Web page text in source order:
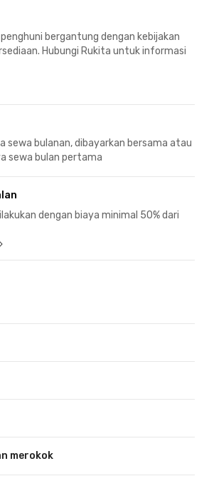
bergantung dengan kebijakan
Hubungi Rukita untuk informasi
sewa bulanan, dibayarkan bersama atau
sewa bulan pertama
dengan biaya minimal 50% dari
merokok